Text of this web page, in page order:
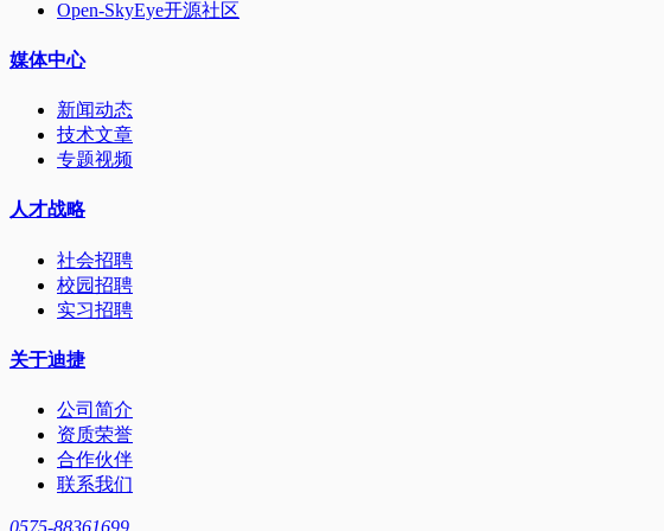
Open-SkyEye开源社区
媒体中心
新闻动态
技术文章
专题视频
人才战略
社会招聘
校园招聘
实习招聘
关于迪捷
公司简介
资质荣誉
合作伙伴
联系我们